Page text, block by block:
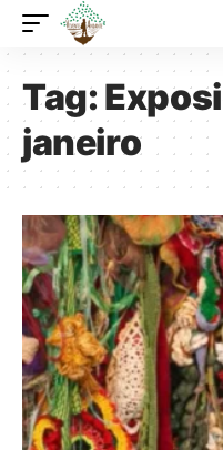
Tag:
janeiro